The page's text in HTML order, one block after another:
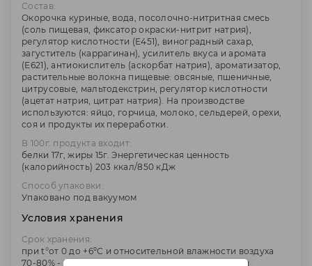
Состав:
Окорочка куриные, вода, посолочно-нитритная смесь
(соль пищевая, фиксатор окраски-нитрит натрия),
регулятор кислотности (Е451), виноградный сахар,
загуститель (каррагинан), усилитель вкуса и аромата
(Е621), антиокислитель (аскорбат натрия), ароматизатор,
растительные волокна пищевые: овсяные, пшеничные,
цитрусовые, мальтодекстрин, регулятор кислотности
(ацетат натрия, цитрат натрия). На производстве
используются: яйцо, горчица, молоко, сельдерей, орехи,
соя и продукты их переработки.
В 100г. продукта входит:
белки 17г, жиры 15г. Энергетическая ценность
(калорийность) 203 ккал/850 кДж
Способ упаковки:
Упаковано под вакуумом
Условия хранения
Срок хранения:
при t°от 0 до +6ºС и относительной влажности воздуха
70-80% - 20 суток. После нарушения целостности